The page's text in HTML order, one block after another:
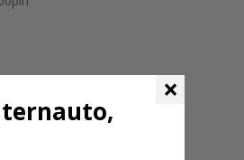
×